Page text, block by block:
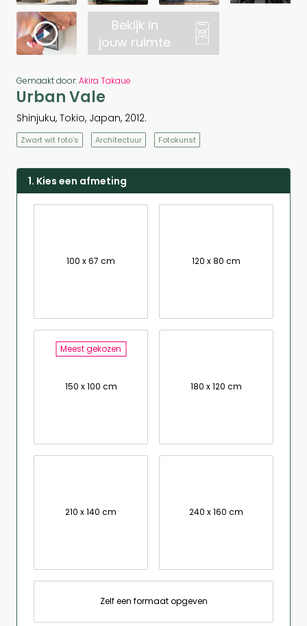
Bekijk in
jouw ruimte
Gemaakt door:Akira Takaue
Urban Vale
Shinjuku, Tokio, Japan, 2012.
Zwart wit foto's Architectuur Fotokunst
1. Kies een afmeting
100 x 67 cm 120 x 80 cm
Meest gekozen
150 x 100 cm 180 x 120 cm
210 x 140 cm 240 x 160 cm
Zelf een formaat opgeven